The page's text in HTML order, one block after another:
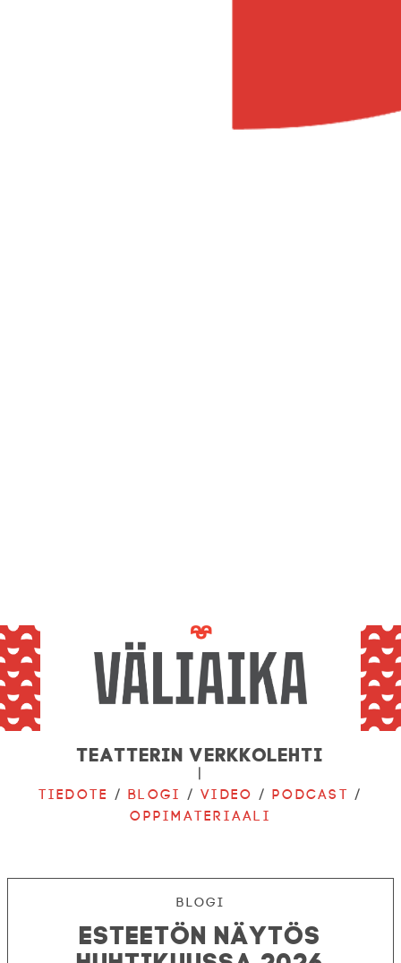
Teatterin verkkolehti
|
Tiedote
/Blogi /Video /Podcast /
Oppimateriaali
Blogi
Esteetön näytös